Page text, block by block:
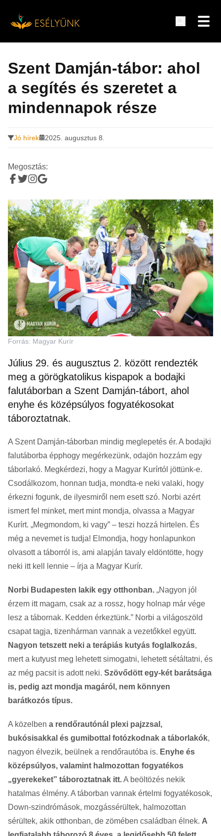
tartalomra
Szent Damján-tábor: ahol
a segítés és szeretet a
mindennapok része
Jó hírek 2025. augusztus 8.
Megosztás:
Forrás: Magyar Kurír
Július 29. és augusztus 2. között rendezték
meg a görögkatolikus kispapok a bodajki
falutáborban a Szent Damján-tábort, ahol
enyhe és középsúlyos fogyatékosokat
táboroztatnak.
A Szent Damján-táborban mindig meglepetés ér. A bodajki
falutáborba épphogy megérkezünk, odajön hozzám egy
táborlakó. Megkérdezi, hogy a Magyar Kurírtól jöttünk-e.
Csodálkozom, honnan tudja, mondta-e neki valaki, hogy
érkezni fogunk, de ilyesmiről nem esett szó. Norbi azért
ismert fel minket, mert mint mondja, olvassa a Magyar
Kurírt. „Megmondom, ki vagy” – teszi hozzá hirtelen. És
még a nevemet is tudja! Elmondja, hogy honlapunkon
olvasott a táborról is, ami alapján tavaly eldöntötte, hogy
neki itt kell lennie – írja a Magyar Kurír.
Norbi Budapesten lakik egy otthonban. „Nagyon jól
érzem itt magam, csak az a rossz, hogy holnap már vége
lesz a tábornak. Kedden érkeztünk.” Norbi a világoszöld
csapat tagja, tizenhárman vannak a vezetőkkel együtt.
Nagyon tetszett neki a terápiás kutyás foglalkozás,
mert a kutyust meg lehetett simogatni, lehetett sétáltatni, és
az még pacsit is adott neki. Szövődött egy-két barátsága
is, pedig azt mondja magáról, nem könnyen
barátkozós típus.
A közelben a rendőrautónál plexi pajzzsal,
bukósisakkal és gumibottal fotózkodnak a táborlakók,
nagyon élvezik, beülnek a rendőrautóba is. Enyhe és
középsúlyos, valamint halmozottan fogyatékos
„gyerekeket” táboroztatnak itt.A beöltözés nekik
hatalmas élmény. A táborban vannak értelmi fogyatékosok,
Down-szindrómások, mozgássérültek, halmozottan
sérültek, akik otthonban, de zömében családban élnek. A